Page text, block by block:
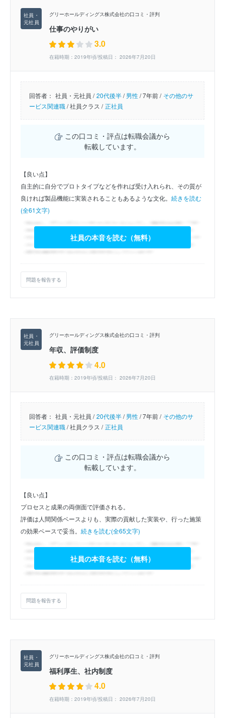
グリーホールディングス株式会社の口コミ・評判
仕事のやりがい
3.0
在籍時期：2019年頃/投稿日： 2026年7月20日
回答者： 社員・元社員 / 20代後半/男性/7年前 / その他のサ
ービス関連職/社員クラス / 正社員
この口コミ・評点は転職会議から
転載しています。
【良い点】
自主的に自分でプロトタイプなどを作れば受け入れられ、その質が
良ければ製品機能に実装されることもあるような文化。 続きを読む
(全61文字)
社員の本音を読む（無料）
問題を報告する
グリーホールディングス株式会社の口コミ・評判
年収、評価制度
4.0
在籍時期：2019年頃/投稿日： 2026年7月20日
回答者： 社員・元社員 / 20代後半/男性/7年前 / その他のサ
ービス関連職/社員クラス / 正社員
この口コミ・評点は転職会議から
転載しています。
【良い点】
プロセスと成果の両側面で評価される。
評価は人間関係ベースよりも、実際の貢献した実装や、行った施策
の効果ベースで妥当。 続きを読む(全65文字)
社員の本音を読む（無料）
問題を報告する
グリーホールディングス株式会社の口コミ・評判
福利厚生、社内制度
4.0
在籍時期：2019年頃/投稿日： 2026年7月20日